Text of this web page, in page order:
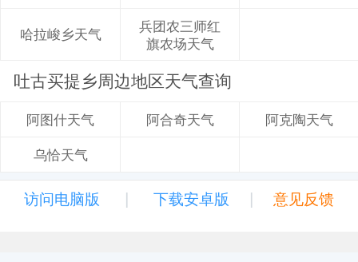
哈拉峻乡天气
兵团农三师红
旗农场天气
吐古买提乡周边地区天气查询
阿图什天气 阿合奇天气 阿克陶天气
乌恰天气
访问电脑版 | 下载安卓版 | 意见反馈